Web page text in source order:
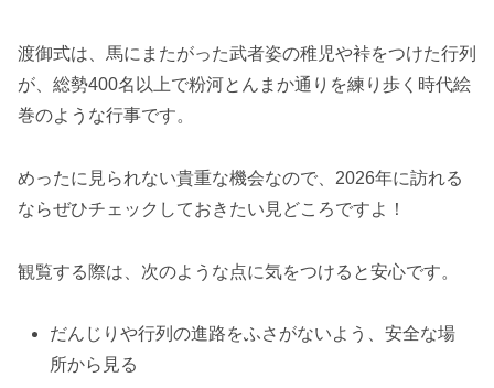
渡御式は、馬にまたがった武者姿の稚児や裃をつけた行列
が、総勢400名以上で粉河とんまか通りを練り歩く時代絵
巻のような行事です。
めったに見られない貴重な機会なので、2026年に訪れる
ならぜひチェックしておきたい見どころですよ！
観覧する際は、次のような点に気をつけると安心です。
だんじりや行列の進路をふさがないよう、安全な場
所から見る